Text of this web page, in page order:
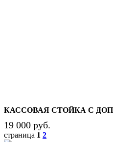
КАССОВАЯ СТОЙКА С
19 000 руб.
страница 1 2